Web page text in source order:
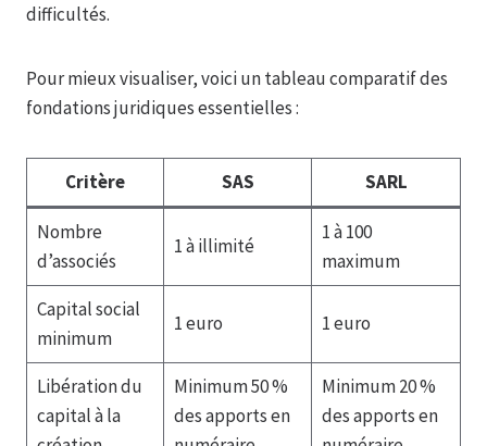
difficultés.
Pour mieux visualiser, voici un tableau comparatif des
fondations juridiques essentielles :
Critère SAS SARL
Nombre
d’associés
1 à illimité
1 à 100
maximum
Capital social
minimum
1 euro 1 euro
Libération du
capital à la
Minimum 50 %
des apports en
Minimum 20 %
des apports en